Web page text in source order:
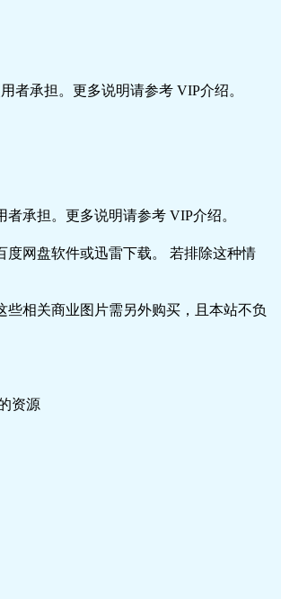
者承担。更多说明请参考 VIP介绍。
承担。更多说明请参考 VIP介绍。
度网盘软件或迅雷下载。 若排除这种情
相关商业图片需另外购买，且本站不负
资源